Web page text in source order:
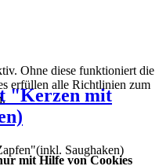
"Kerzen mit
Saughaken)
Ohne diese funktioniert die
erfüllen alle Richtlinien zum
mit Hilfe von Cookies